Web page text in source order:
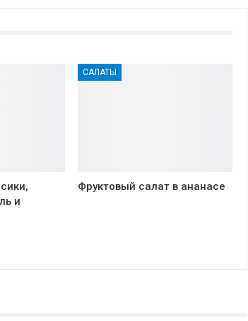
и
САЛАТЫ
Фруктовый салат в ананасе